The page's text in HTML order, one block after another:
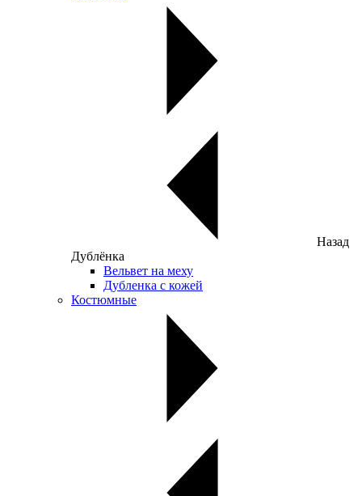
Назад
Дублёнка
Вельвет на меху
Дубленка с кожей
Костюмные